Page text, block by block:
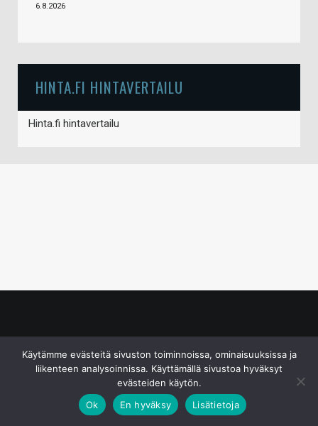
6.8.2026
HINTA.FI HINTAVERTAILU
Hinta.fi hintavertailu
Käytämme evästeitä sivuston toiminnoissa, ominaisuuksissa ja
liikenteen analysoinnissa. Käyttämällä sivustoa hyväksyt
evästeiden käytön.
Ok
En hyväksy Lisätietoja